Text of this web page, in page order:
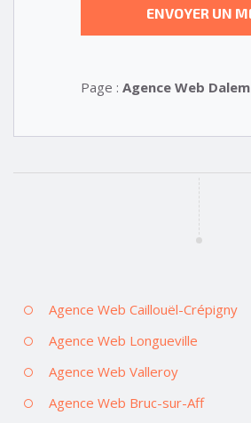
Page : Agence Web Dalem
Agence Web Caillouël-Crépigny
Agence Web Longueville
Agence Web Valleroy
Agence Web Bruc-sur-Aff